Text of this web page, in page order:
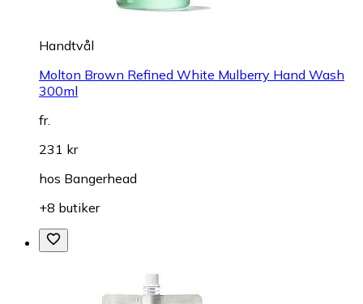
Handtvål
Molton Brown Refined White Mulberry Hand Wash
300ml
fr.
231 kr
hos Bangerhead
+8 butiker